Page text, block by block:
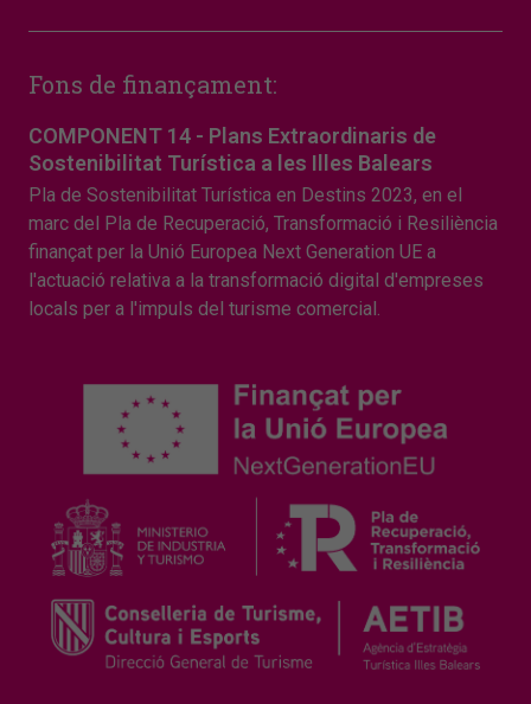
Fons de finançament:
COMPONENT 14 - Plans Extraordinaris de
Sostenibilitat Turística a les Illes Balears
Pla de Sostenibilitat Turística en Destins 2023, en el
marc del Pla de Recuperació, Transformació i Resiliència
finançat per la Unió Europea Next Generation UE a
l'actuació relativa a la transformació digital d'empreses
locals per a l'impuls del turisme comercial.